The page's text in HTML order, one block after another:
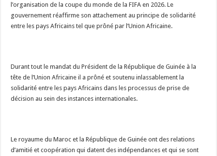
l’organisation de la coupe du monde de la FIFA en 2026. Le
gouvernement réaffirme son attachement au principe de solidarité
entre les pays Africains tel que prôné par l’Union Africaine.
Durant tout le mandat du Président de la République de Guinée à la
tête de l’Union Africaine il a prôné et soutenu inlassablement la
solidarité entre les pays Africains dans les processus de prise de
décision au sein des instances internationales.
Le royaume du Maroc et la République de Guinée ont des relations
d’amitié et coopération qui datent des indépendances et qui se sont